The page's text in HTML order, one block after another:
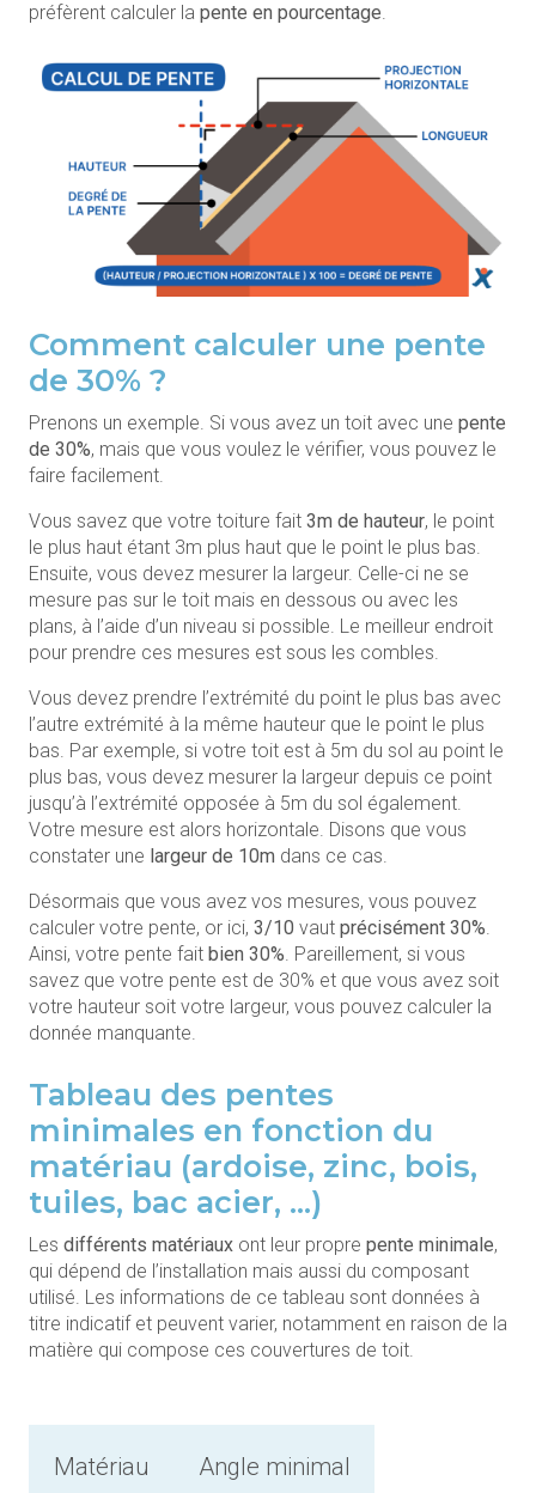
préfèrent calculer la pente en pourcentage.
Comment calculer une pente
de 30% ?
Prenons un exemple. Si vous avez un toit avec une pente
de 30%, mais que vous voulez le vérifier, vous pouvez le
faire facilement.
Vous savez que votre toiture fait 3m de hauteur, le point
le plus haut étant 3m plus haut que le point le plus bas.
Ensuite, vous devez mesurer la largeur. Celle-ci ne se
mesure pas sur le toit mais en dessous ou avec les
plans, à l’aide d’un niveau si possible. Le meilleur endroit
pour prendre ces mesures est sous les combles.
Vous devez prendre l’extrémité du point le plus bas avec
l’autre extrémité à la même hauteur que le point le plus
bas. Par exemple, si votre toit est à 5m du sol au point le
plus bas, vous devez mesurer la largeur depuis ce point
jusqu’à l’extrémité opposée à 5m du sol également.
Votre mesure est alors horizontale. Disons que vous
constater une largeur de 10m dans ce cas.
Désormais que vous avez vos mesures, vous pouvez
calculer votre pente, or ici, 3/10 vaut précisément 30%.
Ainsi, votre pente fait bien 30%. Pareillement, si vous
savez que votre pente est de 30% et que vous avez soit
votre hauteur soit votre largeur, vous pouvez calculer la
donnée manquante.
Tableau des pentes
minimales en fonction du
matériau (ardoise, zinc, bois,
tuiles, bac acier, …)
Les différents matériaux ont leur propre pente minimale,
qui dépend de l’installation mais aussi du composant
utilisé. Les informations de ce tableau sont données à
titre indicatif et peuvent varier, notamment en raison de la
matière qui compose ces couvertures de toit.
Matériau Angle minimal